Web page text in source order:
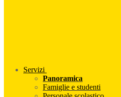
Servizi
Panoramica
Famiglie e studenti